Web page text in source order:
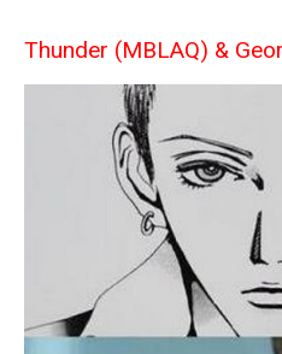
Thunder (MBLAQ) &